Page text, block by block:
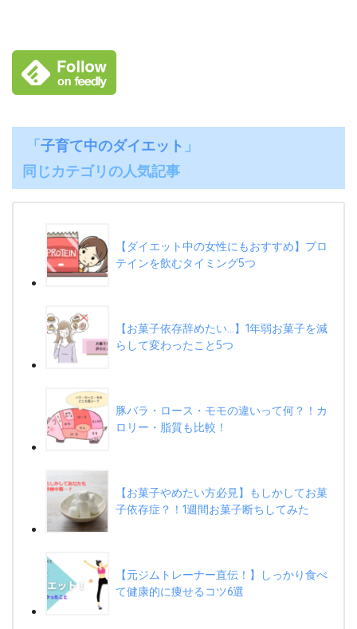
「子育て中のダイエット 」
同じカテゴリの人気記事
【ダイエット中の女性にもおすすめ】プロ
テインを飲むタイミング5つ
【お菓子依存辞めたい…】1年弱お菓子を減
らして変わったこと5つ
豚バラ・ロース・モモの違いって何？！カ
ロリー・脂質も比較！
【お菓子やめたい方必見】もしかしてお菓
子依存症？！1週間お菓子断ちしてみた
【元ジムトレーナー直伝！】しっかり食べ
て健康的に痩せるコツ6選